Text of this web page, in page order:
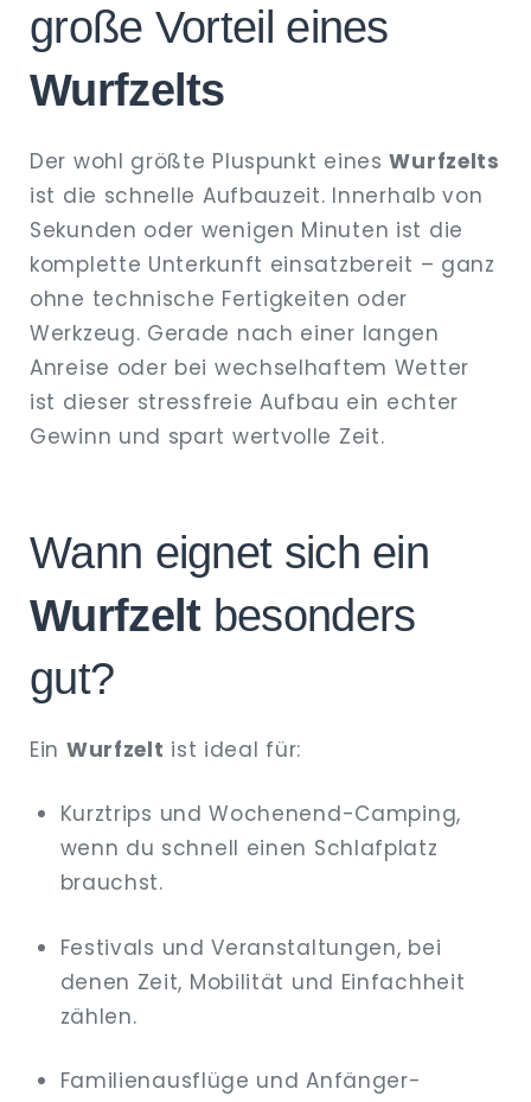
große Vorteil eines
Wurfzelts
Der wohl größte Pluspunkt einesWurfzelts
ist die schnelle Aufbauzeit. Innerhalb von
Sekunden oder wenigen Minuten ist die
komplette Unterkunft einsatzbereit – ganz
ohne technische Fertigkeiten oder
Werkzeug. Gerade nach einer langen
Anreise oder bei wechselhaftem Wetter
ist dieser stressfreie Aufbau ein echter
Gewinn und spart wertvolle Zeit.
Wann eignet sich ein
Wurfzeltbesonders
gut?
Ein Wurfzelt ist ideal für:
Kurztrips und Wochenend-Camping,
wenn du schnell einen Schlafplatz
brauchst.
Festivals und Veranstaltungen, bei
denen Zeit, Mobilität und Einfachheit
zählen.
Familienausflüge und Anfänger-